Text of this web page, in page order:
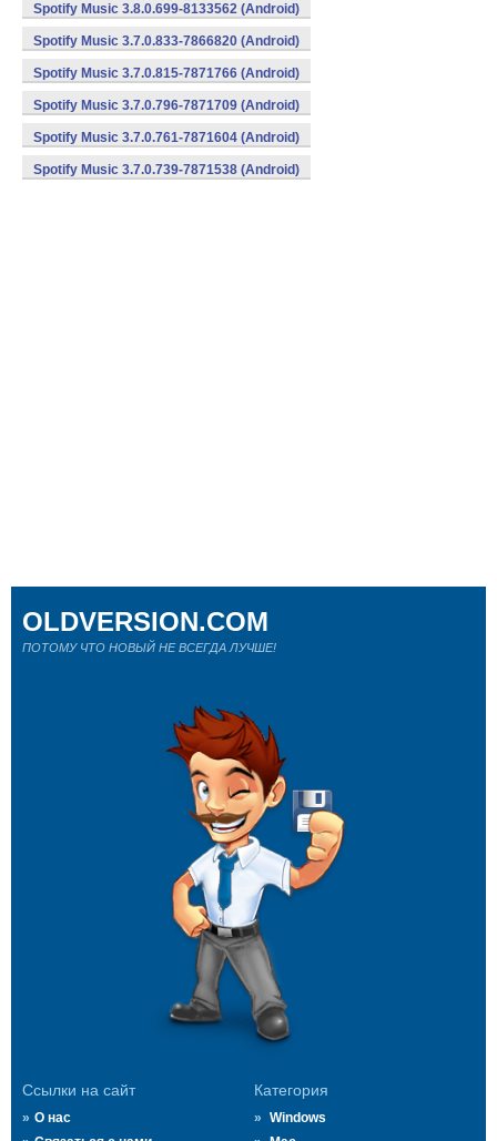
Spotify Music 3.8.0.699-8133562 (Android)
Spotify Music 3.7.0.833-7866820 (Android)
Spotify Music 3.7.0.815-7871766 (Android)
Spotify Music 3.7.0.796-7871709 (Android)
Spotify Music 3.7.0.761-7871604 (Android)
Spotify Music 3.7.0.739-7871538 (Android)
Ссылки на сайт
О нас
Категория
Windows
OLDVERSION.COM
ПОТОМУ ЧТО НОВЫЙ НЕ ВСЕГДА ЛУЧШЕ!